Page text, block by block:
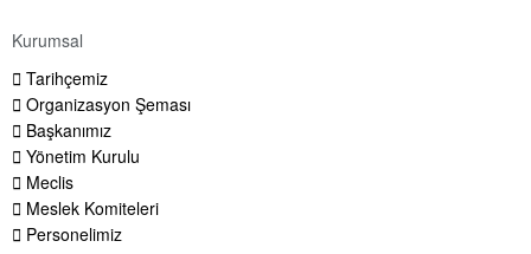
Kurumsal
Tarihçemiz
Organizasyon Şeması
Başkanımız
Yönetim Kurulu
Meclis
Meslek Komiteleri
Personelimiz